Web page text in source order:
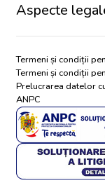
Aspecte
Termeni și condiții
Termeni și condiții
Prelucrarea datelor
ANPC